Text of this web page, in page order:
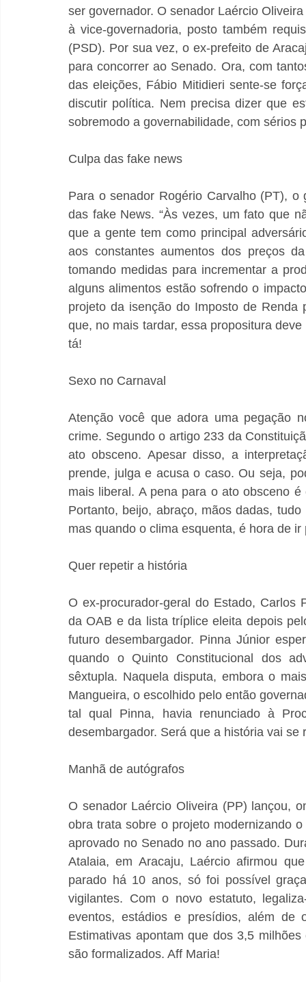
ser governador. O senador Laércio
à vice-governadoria, posto também
(PSD). Por sua vez, o ex-prefeito de
para concorrer ao Senado. Ora, com
das eleições, Fábio Mitidieri sente-se
discutir política. Nem precisa dizer que
sobremodo a governabilidade, com sérios
Culpa das fake news
Para o senador Rogério Carvalho (PT),
das fake News. “Às vezes, um fato que
que a gente tem como principal
aos constantes aumentos dos preços
tomando medidas para incrementar a
alguns alimentos estão sofrendo o
projeto da isenção do Imposto de
que, no mais tardar, essa propositura
tá!
Sexo no Carnaval
Atenção você que adora uma pegação
crime. Segundo o artigo 233 da
ato obsceno. Apesar disso, a
prende, julga e acusa o caso. Ou seja,
mais liberal. A pena para o ato obsceno
Portanto, beijo, abraço, mãos dadas,
mas quando o clima esquenta, é hora de
Quer repetir a história
O ex-procurador-geral do Estado, Carlos
da OAB e da lista tríplice eleita depois
futuro desembargador. Pinna Júnior
quando o Quinto Constitucional dos
sêxtupla. Naquela disputa, embora o
Mangueira, o escolhido pelo então
tal qual Pinna, havia renunciado à
desembargador. Será que a história vai se
Manhã de autógrafos
O senador Laércio Oliveira (PP) lançou,
obra trata sobre o projeto modernizando
aprovado no Senado no ano passado.
Atalaia, em Aracaju, Laércio afirmou
parado há 10 anos, só foi possível
vigilantes. Com o novo estatuto,
eventos, estádios e presídios, além de
Estimativas apontam que dos 3,5
são formalizados. Aff Maria!